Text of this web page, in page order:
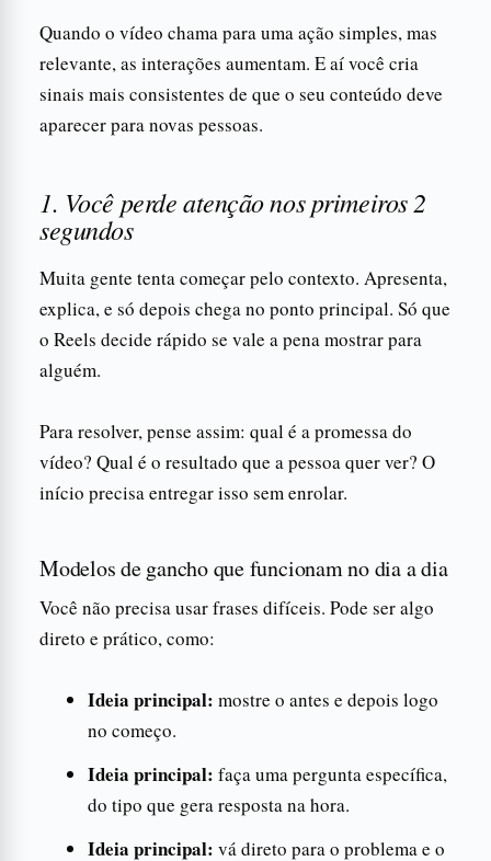
Quando o vídeo chama para uma ação simples, mas
relevante, as interações aumentam. E aí você cria
sinais mais consistentes de que o seu conteúdo deve
aparecer para novas pessoas.
1. Você perde atenção nos primeiros 2
segundos
Muita gente tenta começar pelo contexto. Apresenta,
explica, e só depois chega no ponto principal. Só que
o Reels decide rápido se vale a pena mostrar para
alguém.
Para resolver, pense assim: qual é a promessa do
vídeo? Qual é o resultado que a pessoa quer ver? O
início precisa entregar isso sem enrolar.
Modelos de gancho que funcionam no dia a dia
Você não precisa usar frases difíceis. Pode ser algo
direto e prático, como:
Ideia principal: mostre o antes e depois logo
no começo.
Ideia principal: faça uma pergunta específica,
do tipo que gera resposta na hora.
Ideia principal: vá direto para o problema e o